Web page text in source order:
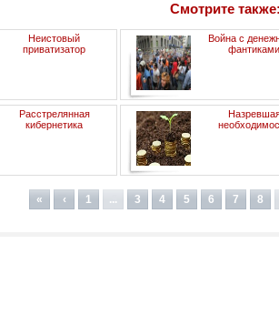
Смотрите также:
Неистовый
приватизатор
Война с
фантиками
Расстрелянная
кибернетика
« ‹ 1 ... 3 4 5 6 7 8